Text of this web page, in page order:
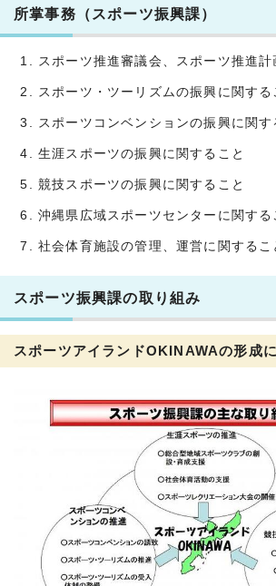
所掌事務（スポーツ振興課）
スポーツ推進審議会、スポーツ推進計
スポーツ・ツーリズムの振興に関する
スポーツコンベンションの振興に関す
生涯スポーツの振興に関すること
競技スポーツの振興に関すること
沖縄県広域スポーツセンターに関する
社会体育施設の管理、運営に関するこ
スポーツ振興課の取り組み
スポーツアイランドOKINAWAの形成